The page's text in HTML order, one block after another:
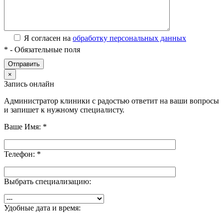
Я согласен на обработку персональных данных
* - Обязательные поля
×
Запись онлайн
Администратор клиники с радостью ответит на ваши вопросы
и запишет к нужному специалисту.
Ваше Имя: *
Телефон: *
Выбрать специализацию:
Удобные дата и время: